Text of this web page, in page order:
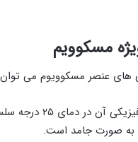
مسکوویم
های عنصر مسکوویوم می توان
به صورت جامد است.